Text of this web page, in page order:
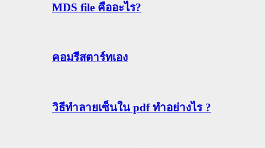
MDS file คืออะไร?
คอมรีสตาร์ทเอง
วิธีทําลายเซ็นใน pdf ทำอย่างไร ?